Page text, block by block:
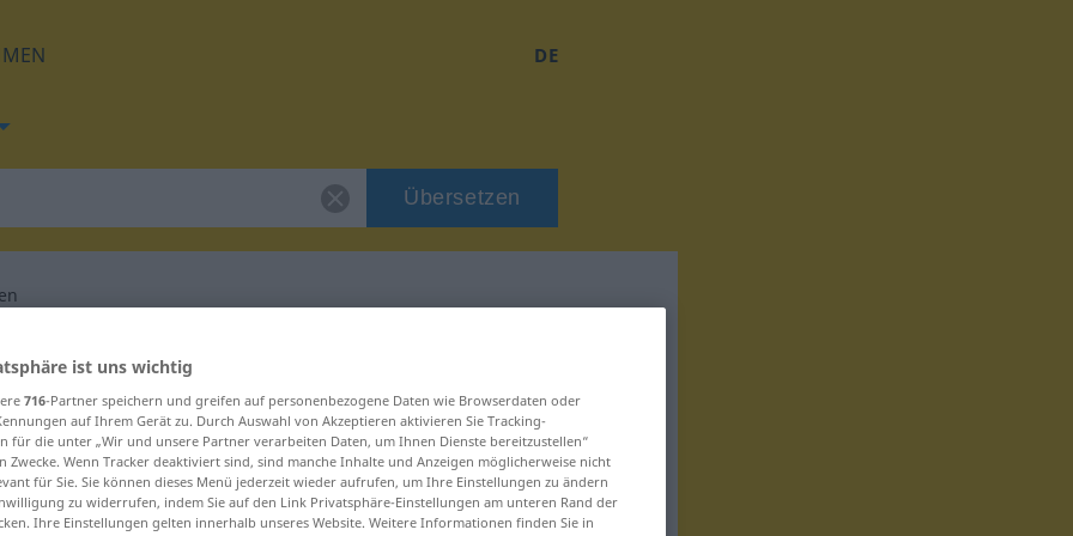
DE
Übersetzen
für "herauslaufen"
Verb
ist uns wichtig
716-Partner speichern und greifen auf personenbezogene Daten wie Browserdaten oder
auf Ihrem Gerät zu. Durch Auswahl von Akzeptieren aktivieren Sie Tracking-
für die unter „Wir und unsere Partner verarbeiten Daten, um Ihnen Dienste bereitzustellen“
Zwecke. Wenn Tracker deaktiviert sind, sind manche Inhalte und Anzeigen möglicherweise nicht
für Sie. Sie können dieses Menü jederzeit wieder aufrufen, um Ihre Einstellungen zu ändern
zu widerrufen, indem Sie auf den Link Privatsphäre-Einstellungen am unteren Rand der
Ihre Einstellungen gelten innerhalb unseres Website. Weitere Informationen finden Sie in